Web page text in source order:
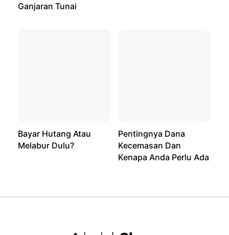
Ganjaran Tunai
Bayar Hutang Atau
Melabur Dulu?
Pentingnya Dana
Kecemasan Dan
Kenapa Anda Perlu Ada